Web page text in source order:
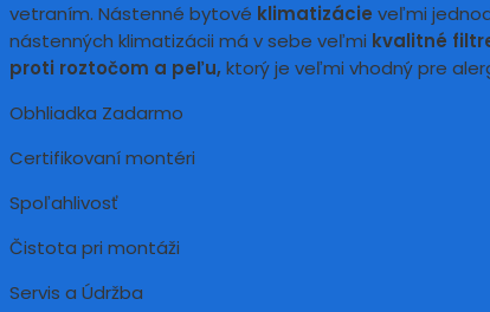
vetraním. Nástenné bytové klimatizácie veľmi
nástenných klimatizácii má v sebe veľmi kvalitné
proti roztočom a peľu,ktorý je veľmi vhodný pre
Obhliadka Zadarmo
Certifikovaní montéri
Spoľahlivosť
Čistota pri montáži
Servis a Údržba